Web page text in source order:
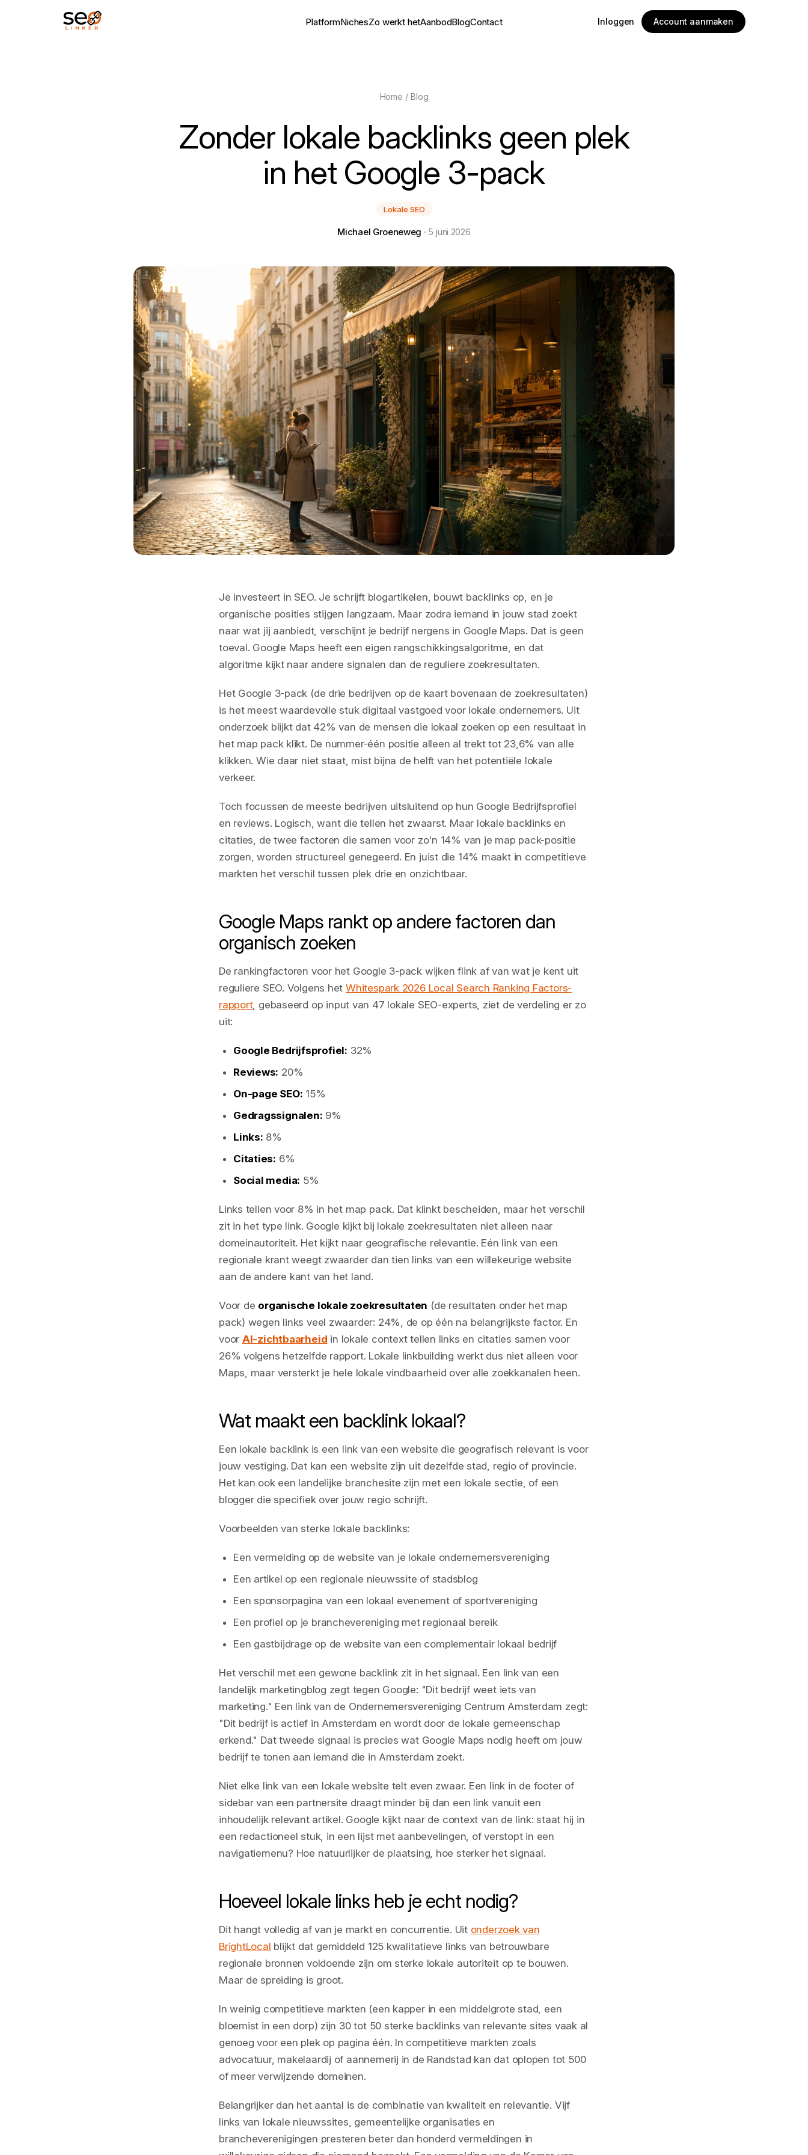
PlatformNichesZo werkt hetAanbodBlogContact Inloggen Account aanmaken
Home / Blog
Zonder lokale backlinks geen plek
in het Google 3-pack
Lokale SEO
Michael Groeneweg · 5 juni 2026
Je investeert in SEO. Je schrijft blogartikelen, bouwt backlinks op, en je
organische posities stijgen langzaam. Maar zodra iemand in jouw stad zoekt
naar wat jij aanbiedt, verschijnt je bedrijf nergens in Google Maps. Dat is geen
toeval. Google Maps heeft een eigen rangschikkingsalgoritme, en dat
algoritme kijkt naar andere signalen dan de reguliere zoekresultaten.
Het Google 3-pack (de drie bedrijven op de kaart bovenaan de zoekresultaten)
is het meest waardevolle stuk digitaal vastgoed voor lokale ondernemers. Uit
onderzoek blijkt dat 42% van de mensen die lokaal zoeken op een resultaat in
het map pack klikt. De nummer-één positie alleen al trekt tot 23,6% van alle
klikken. Wie daar niet staat, mist bijna de helft van het potentiële lokale
verkeer.
Toch focussen de meeste bedrijven uitsluitend op hun Google Bedrijfsprofiel
en reviews. Logisch, want die tellen het zwaarst. Maar lokale backlinks en
citaties, de twee factoren die samen voor zo'n 14% van je map pack-positie
zorgen, worden structureel genegeerd. En juist die 14% maakt in competitieve
markten het verschil tussen plek drie en onzichtbaar.
Google Maps rankt op andere factoren dan
organisch zoeken
De rankingfactoren voor het Google 3-pack wijken flink af van wat je kent uit
reguliere SEO. Volgens hetWhitespark 2026 Local Search Ranking Factors-
rapport, gebaseerd op input van 47 lokale SEO-experts, ziet de verdeling er zo
uit:
Google Bedrijfsprofiel: 32%
Reviews: 20%
On-page SEO: 15%
Gedragssignalen: 9%
Links: 8%
Citaties: 6%
Social media: 5%
Links tellen voor 8% in het map pack. Dat klinkt bescheiden, maar het verschil
zit in het type link. Google kijkt bij lokale zoekresultaten niet alleen naar
domeinautoriteit. Het kijkt naar geografische relevantie. Eén link van een
regionale krant weegt zwaarder dan tien links van een willekeurige website
aan de andere kant van het land.
Voor de organische lokale zoekresultaten (de resultaten onder het map
pack) wegen links veel zwaarder: 24%, de op één na belangrijkste factor. En
voor AI-zichtbaarheid in lokale context tellen links en citaties samen voor
26% volgens hetzelfde rapport. Lokale linkbuilding werkt dus niet alleen voor
Maps, maar versterkt je hele lokale vindbaarheid over alle zoekkanalen heen.
Wat maakt een backlink lokaal?
Een lokale backlink is een link van een website die geografisch relevant is voor
jouw vestiging. Dat kan een website zijn uit dezelfde stad, regio of provincie.
Het kan ook een landelijke branchesite zijn met een lokale sectie, of een
blogger die specifiek over jouw regio schrijft.
Voorbeelden van sterke lokale backlinks:
Een vermelding op de website van je lokale ondernemersvereniging
Een artikel op een regionale nieuwssite of stadsblog
Een sponsorpagina van een lokaal evenement of sportvereniging
Een profiel op je branchevereniging met regionaal bereik
Een gastbijdrage op de website van een complementair lokaal bedrijf
Het verschil met een gewone backlink zit in het signaal. Een link van een
landelijk marketingblog zegt tegen Google: "Dit bedrijf weet iets van
marketing." Een link van de Ondernemersvereniging Centrum Amsterdam zegt:
"Dit bedrijf is actief in Amsterdam en wordt door de lokale gemeenschap
erkend." Dat tweede signaal is precies wat Google Maps nodig heeft om jouw
bedrijf te tonen aan iemand die in Amsterdam zoekt.
Niet elke link van een lokale website telt even zwaar. Een link in de footer of
sidebar van een partnersite draagt minder bij dan een link vanuit een
inhoudelijk relevant artikel. Google kijkt naar de context van de link: staat hij in
een redactioneel stuk, in een lijst met aanbevelingen, of verstopt in een
navigatiemenu? Hoe natuurlijker de plaatsing, hoe sterker het signaal.
Hoeveel lokale links heb je echt nodig?
Dit hangt volledig af van je markt en concurrentie. Uit onderzoek van
BrightLocal blijkt dat gemiddeld 125 kwalitatieve links van betrouwbare
regionale bronnen voldoende zijn om sterke lokale autoriteit op te bouwen.
Maar de spreiding is groot.
In weinig competitieve markten (een kapper in een middelgrote stad, een
bloemist in een dorp) zijn 30 tot 50 sterke backlinks van relevante sites vaak al
genoeg voor een plek op pagina één. In competitieve markten zoals
advocatuur, makelaardij of aannemerij in de Randstad kan dat oplopen tot 500
of meer verwijzende domeinen.
Belangrijker dan het aantal is de combinatie van kwaliteit en relevantie. Vijf
links van lokale nieuwssites, gemeentelijke organisaties en
brancheverenigingen presteren beter dan honderd vermeldingen in